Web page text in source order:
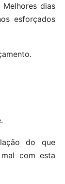
Melhores dias
esforçados
do que
com esta